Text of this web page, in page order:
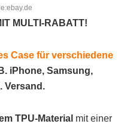
MULTI-RABATT!
Case für verschiedene
iPhone, Samsung,
Versand.
TPU-Material mit einer